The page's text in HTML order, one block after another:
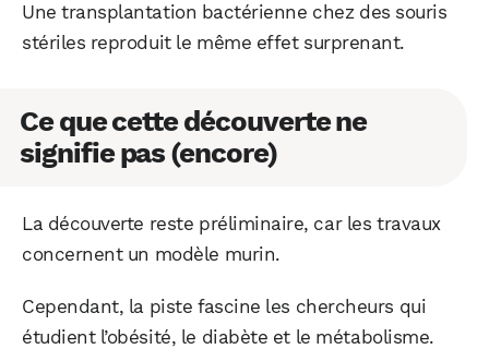
Une transplantation bactérienne chez des souris
stériles reproduit le même effet surprenant.
Ce que cette découverte ne
signifie pas (encore)
La découverte reste préliminaire, car les travaux
concernent un modèle murin.
Cependant, la piste fascine les chercheurs qui
étudient l’obésité, le diabète et le métabolisme.
Facebook